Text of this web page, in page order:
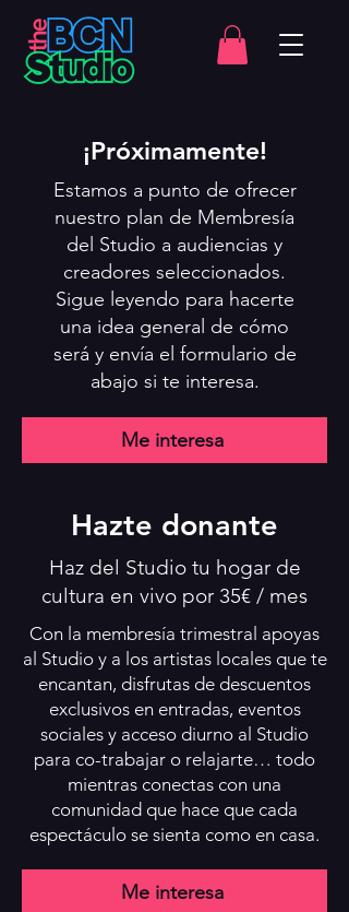
¡Próximamente!
Estamos a punto de ofrecer
nuestro plan de Membresía
del Studio a audiencias y
creadores seleccionados.
Sigue leyendo para hacerte
una idea general de cómo
será y envía el formulario de
abajo si te interesa.
Me interesa
Hazte donante
Haz del Studio tu hogar de
cultura en vivo por 35€ / mes
Con la membresía trimestral apoyas
al Studio y a los artistas locales que te
encantan, disfrutas de descuentos
exclusivos en entradas, eventos
sociales y acceso diurno al Studio
para co-trabajar o relajarte… todo
mientras conectas con una
comunidad que hace que cada
espectáculo se sienta como en casa.
Me interesa